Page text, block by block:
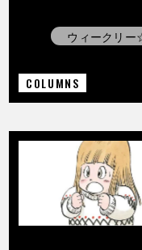
ウィークリー
COLUMNS